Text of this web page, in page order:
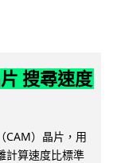
搜尋速度
CAM）晶片，用
計算速度比標準